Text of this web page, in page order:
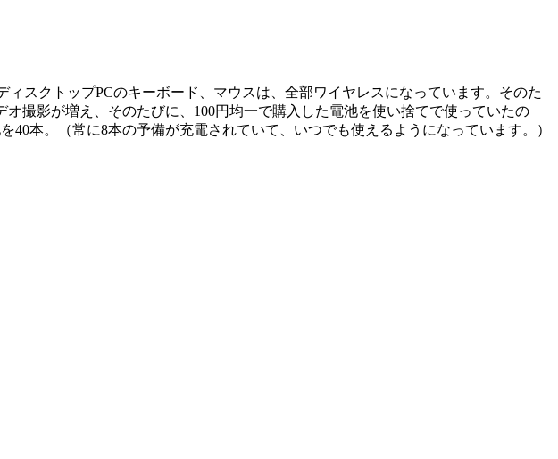
スクトップPCのキーボード、マウスは、全部ワイヤレスになっています。そのた
撮影が増え、そのたびに、100円均一で購入した電池を使い捨てで使っていたの
本。（常に8本の予備が充電されていて、いつでも使えるようになっています。）